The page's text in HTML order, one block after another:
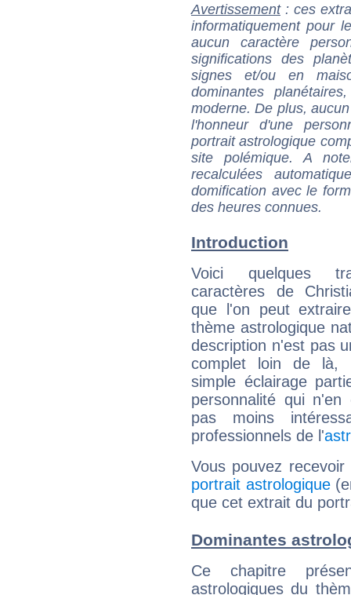
Avertissement: ces
informatiquement pour
aucun caractère
significations des
signes et/ou en
dominantes
moderne. De plus,
l'honneur d'une
portrait astrologique
site polémique. A
recalculées
domification avec le
des heures connues.
Introduction
Voici quelques
caractères de
que l'on peut
thème astrologique
description n'est pas
complet loin de là,
simple éclairage
personnalité qui n'en
pas moins
professionnels de l'
Vous pouvez
portrait astrologique
que cet extrait du
Dominantes
Ce chapitre
astrologiques du